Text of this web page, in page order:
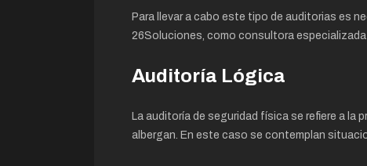
Para llevar a cabo este tipo de auditorias es
26Soluciones, como consultora
Auditoría Lógica
La auditoría de seguridad física se refiere a
albergan. En este caso se contemplan